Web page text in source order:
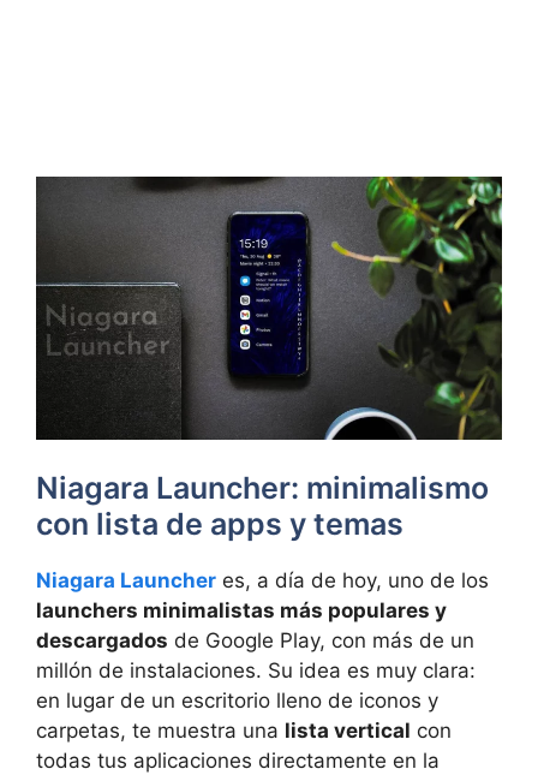
Niagara Launcher: minimalismo
con lista de apps y temas
Niagara Launcher es, a día de hoy, uno de los
launchers minimalistas más populares y
descargados de Google Play, con más de un
millón de instalaciones. Su idea es muy clara:
en lugar de un escritorio lleno de iconos y
carpetas, te muestra una lista vertical con
todas tus aplicaciones directamente en la